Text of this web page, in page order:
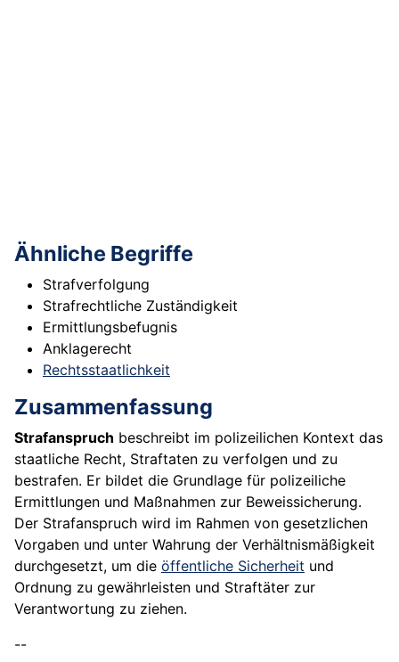
Ähnliche Begriffe
Strafverfolgung
Strafrechtliche Zuständigkeit
Ermittlungsbefugnis
Anklagerecht
Rechtsstaatlichkeit
Zusammenfassung
Strafanspruch beschreibt im polizeilichen Kontext das
staatliche Recht, Straftaten zu verfolgen und zu
bestrafen. Er bildet die Grundlage für polizeiliche
Ermittlungen und Maßnahmen zur Beweissicherung.
Der Strafanspruch wird im Rahmen von gesetzlichen
Vorgaben und unter Wahrung der Verhältnismäßigkeit
durchgesetzt, um die öffentliche Sicherheit und
Ordnung zu gewährleisten und Straftäter zur
Verantwortung zu ziehen.
--